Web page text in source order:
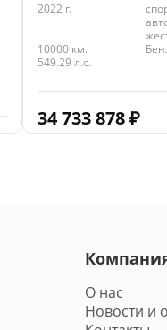
2022 г.
10000 км.
549.29 л.с.
34 733 878₽
О нас
Новости и